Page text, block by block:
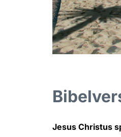
Jesus Christus